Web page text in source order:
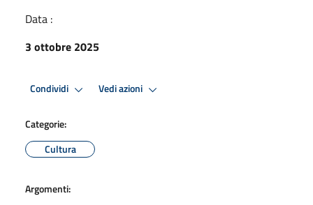
Data :
3 ottobre 2025
Condividi Vedi azioni
Categorie:
Cultura
Argomenti: